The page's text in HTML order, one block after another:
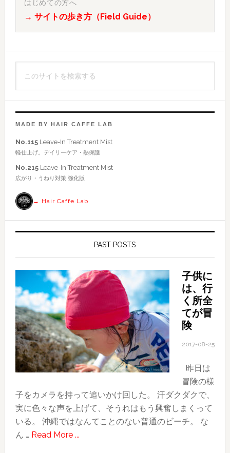
イ
バ
ー
はじめての方へ
→ サイトの歩き方（Field Guide）
ト
検
す
MADE BY HAIR CAFFE LAB
No.115Leave-In Treatment Mist
軽仕上げ。デイリーケア・熱保護
No.215Leave-In Treatment Mist
広がり・うねり対策 強化版
→ Hair Caffe Lab
PAST POSTS
子供に
は、行
く所全
てが冒
険
2017-08-25
昨日は
冒険の様
子をカメラを持って追いかけ回した。 汗ダクダクで、
実に色々な声を上げて、そうれはもう興奮しまくって
いる。 沖縄ではなんてことのない普通のビーチ。 な
ん … Read More ...about